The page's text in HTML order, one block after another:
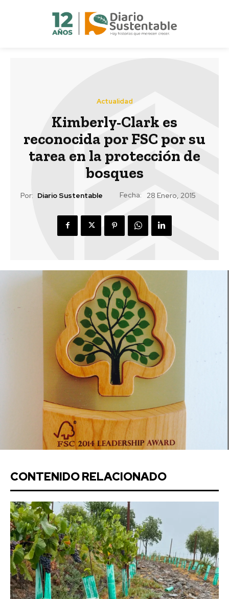
Actualidad
Kimberly-Clark es
reconocida por FSC por su
tarea en la protección de
bosques
Por: Diario Sustentable Fecha: 28 Enero, 2015
CONTENIDO RELACIONADO